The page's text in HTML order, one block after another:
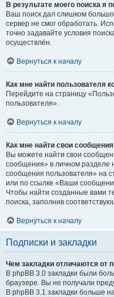
В результате моего поиска я
Ваш поиск дал слишком
сервер не смог обработать.
точно задавайте условия
осуществлён.
Вернуться к началу
Как мне найти пользователя
Перейдите на страницу
пользователя».
Вернуться к началу
Как мне найти свои
Вы можете найти свои
сообщения» в личном разделе
сообщения пользователя» на
или по ссылке «Ваши
Чтобы найти созданные вами
поиска, заполнив
Вернуться к началу
Подписки и закладки
Чем закладки отличаются от
В phpBB 3.0 закладки были
браузере. Вы не получали
В phpBB 3.1 закладки больше